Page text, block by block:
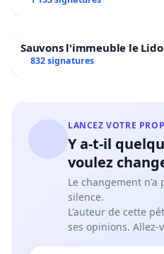
Sauvons l'immeuble le Lido
832 signatures
LANCEZ VOTRE
Y a-t-il
voulez
Le changement n'a
silence.
L'auteur de cette
ses opinions. Allez-